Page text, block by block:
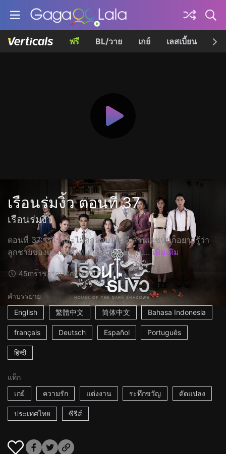
ฟรี BL/วาย เกย์ เลสเบี้ยน เค
เรือนร่มงิ้ว ตอนที่ 37
เรือนร่มงิ้ว
ตอนที่ 37: เรไรและไม้ถูกลอบโจมตี ส่วนเดชนั้นก็อยากรู้ว่า
ลูกชายของเขาอยู่ที่ไหน เรื่องย่ออย่างเป็... เพิ่มเติม
45mราชอาณาจักรไทย2021
คำบรรยาย
English
繁體中文 简体中文 Bahasa Indonesia
français Deutsch Español Português
हिन्दी
แท็ก
เกย์
ความรัก แต่งงาน ระทึกขวัญ ดัดแปลง
ประเทศไทย ซีรีส์